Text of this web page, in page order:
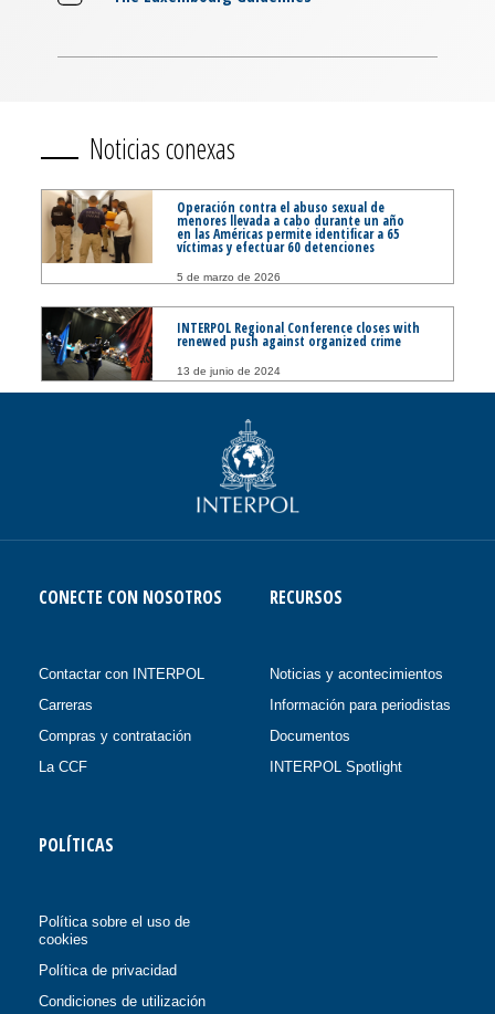
Noticias conexas
Operación contra el abuso sexual de
menores llevada a cabo durante un año
en las Américas permite identificar a 65
víctimas y efectuar 60 detenciones
5 de marzo de 2026
INTERPOL Regional Conference closes with
renewed push against organized crime
13 de junio de 2024
CONECTE CON NOSOTROS
Contactar con INTERPOL
Carreras
Compras y contratación
La CCF
RECURSOS
Noticias y acontecimientos
Información para periodistas
Documentos
INTERPOL Spotlight
POLÍTICAS
Política sobre el uso de
cookies
Política de privacidad
Condiciones de utilización